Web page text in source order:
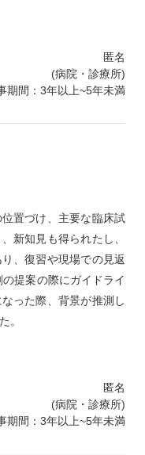
匿名
(病院・診療所)
期間：3年以上~5年未満
置づけ、主要な臨床試
新知見も得られたし、
、復習や現場での見返
提案の際にガイドライ
った際、背景が推測し
。
匿名
(病院・診療所)
期間：3年以上~5年未満